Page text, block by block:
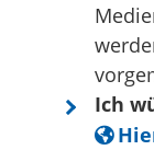
Ich